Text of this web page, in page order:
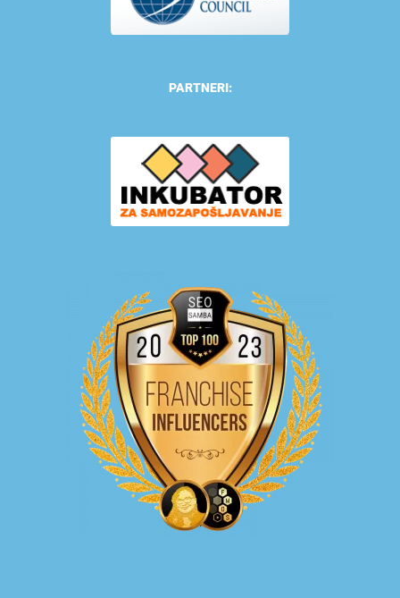
PARTNERI: